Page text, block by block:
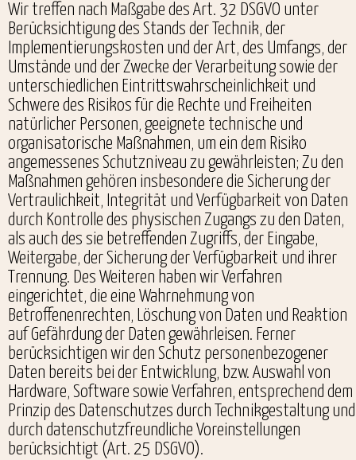
Wir treffen nach Maßgabe des Art. 32 DSGVO unter
Berücksichtigung des Stands der Technik, der
Implementierungskosten und der Art, des Umfangs, der
Umstände und der Zwecke der Verarbeitung sowie der
unterschiedlichen Eintrittswahrscheinlichkeit und
Schwere des Risikos für die Rechte und Freiheiten
natürlicher Personen, geeignete technische und
organisatorische Maßnahmen, um ein dem Risiko
angemessenes Schutzniveau zu gewährleisten; Zu den
Maßnahmen gehören insbesondere die Sicherung der
Vertraulichkeit, Integrität und Verfügbarkeit von Daten
durch Kontrolle des physischen Zugangs zu den Daten,
als auch des sie betreffenden Zugriffs, der Eingabe,
Weitergabe, der Sicherung der Verfügbarkeit und ihrer
Trennung. Des Weiteren haben wir Verfahren
eingerichtet, die eine Wahrnehmung von
Betroffenenrechten, Löschung von Daten und Reaktion
auf Gefährdung der Daten gewährleisen. Ferner
berücksichtigen wir den Schutz personenbezogener
Daten bereits bei der Entwicklung, bzw. Auswahl von
Hardware, Software sowie Verfahren, entsprechend dem
Prinzip des Datenschutzes durch Technikgestaltung und
durch datenschutzfreundliche Voreinstellungen
berücksichtigt (Art. 25 DSGVO).